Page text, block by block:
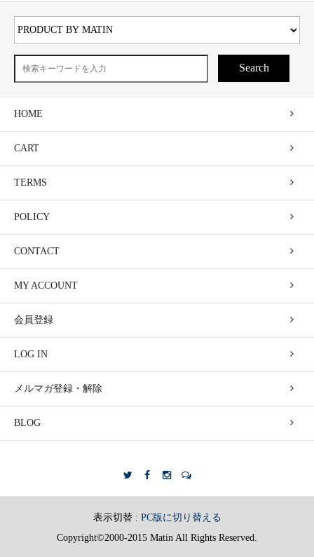
Search
HOME
CART
TERMS
POLICY
CONTACT
MY ACCOUNT
会員登録
LOG IN
メルマガ登録・解除
BLOG
表示切替 : PC版に切り替える
Copyright©2000-2015 Matin All Rights Reserved.